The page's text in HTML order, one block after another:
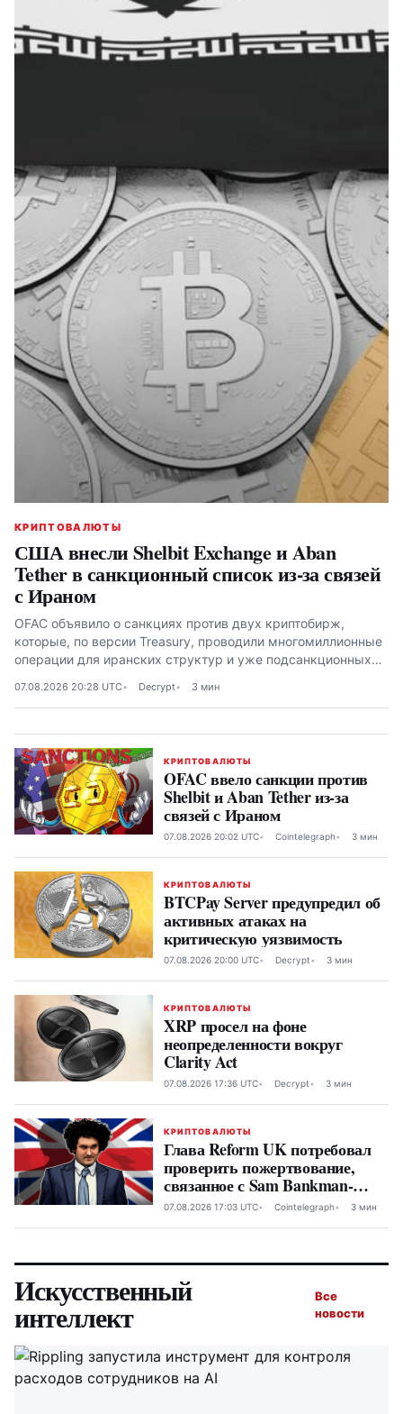
КРИПТОВАЛЮТЫ
США внесли Shelbit Exchange и Aban
Tether в санкционный список из-за связей
с Ираном
OFAC объявило о санкциях против двух криптобирж,
которые, по версии Treasury, проводили многомиллионные
операции для иранских структур и уже подсанкционных
07.08.2026 20:28 UTC Decrypt 3 мин
КРИПТОВАЛЮТЫ
OFAC ввело санкции против
Shelbit и Aban Tether из-за
связей с Ираном
07.08.2026 20:02 UTC Cointelegraph 3 мин
КРИПТОВАЛЮТЫ
BTCPay Server предупредил об
активных атаках на
критическую уязвимость
07.08.2026 20:00 UTC Decrypt 3 мин
КРИПТОВАЛЮТЫ
XRP просел на фоне
неопределенности вокруг
Clarity Act
07.08.2026 17:36 UTC Decrypt 3 мин
КРИПТОВАЛЮТЫ
Глава Reform UK потребовал
проверить пожертвование,
связанное с Sam Bankman-
Fried
07.08.2026 17:03 UTC Cointelegraph 3 мин
Искусственный
интеллект
Все
новости